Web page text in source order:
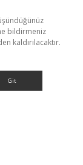
bildirmeniz
kaldırılacaktır.